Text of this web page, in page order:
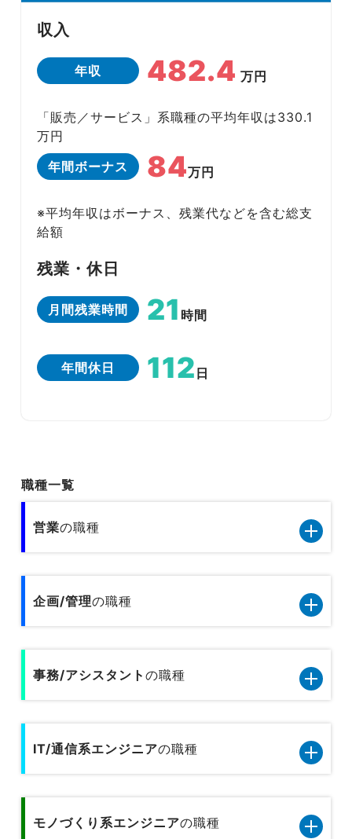
収入
年収 482.4 万円
「販売／サービス」系職種の平均年収は330.1
万円
年間ボーナス
84万円
※平均年収はボーナス、残業代などを含む総支
給額
残業・休日
月間残業時間 21 時間
年間休日 112 日
職種一覧
営業の職種
営業11職種のデータです
小売／外食の営業
旅行関連の営業
不動産営業／建設営業
専門商社の営業
企画/管理の職種
企画管理13職種のデータです
内部監査
人事
事務/アシスタント の職種
事務/アシスタント9職種のデータです
一般事務
秘書／受付
IT/通信系エンジニアの職種
IT/通信系エンジニア8職種のデータです
テクニカルサポート／ヘルプデスク
モノづくり系エンジニアの職種